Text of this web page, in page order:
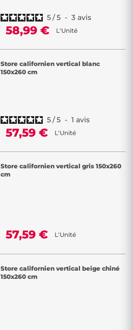
5/5 - 3 avis
58,99 € L'Unité
Store californien vertical blanc
150x260 cm
5/5 - 1 avis
57,59 € L'Unité
Store californien vertical gris 150x260
cm
57,59 € L'Unité
Store californien vertical beige chiné
150x260 cm